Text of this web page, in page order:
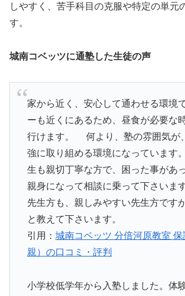
しやすく、苦手科目の克服や特定の単元
す。
城南コベッツに通塾した生徒の声
家から近く、安心して通わせる環境
ーも近くにあるため、昼食が必要な
行けます。 何より、塾の雰囲気が
強に取り組める環境になっていま
生も親切丁寧な方で、困った事があ
親身になって相談に乗って下さい
先生方も、親しみやすい先生方です
と教えて下さいます。
引用： 城南コベッツ 分倍河原教室
親）の口コミ・評判
小学校低学年から入塾しました。体